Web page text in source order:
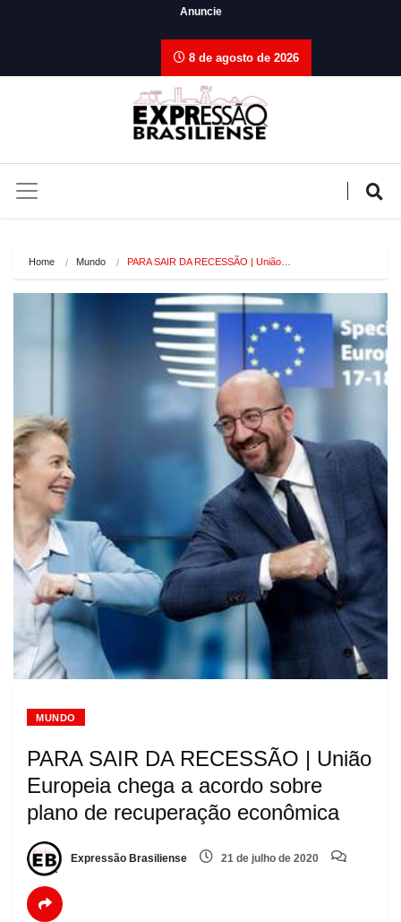
Anuncie
8 de agosto de 2026
Home Mundo PARA SAIR DA RECESSÃO | União…
MUNDO
PARA SAIR DA RECESSÃO | União
Europeia chega a acordo sobre
plano de recuperação econômica
Expressão Brasiliense 21 de julho de 2020